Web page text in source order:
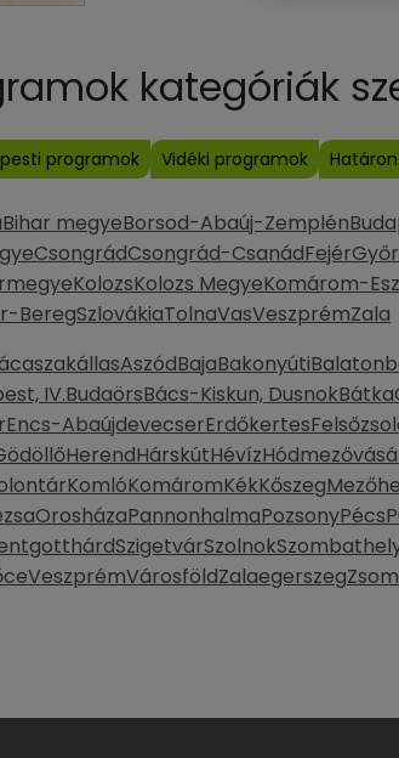
kategóriák
programok Vidéki programok
Bihar megyeBorsod-Abaúj-Zemplén
CsongrádCsongrád-CsanádFejér
KolozsKolozs MegyeKomárom-
BeregSzlovákiaTolnaVasVeszprémZala
AszódBajaBakonyúti
IV.BudaörsBács-Kiskun, DusnokBátka
Encs-AbaújdevecserErdőkertes
HerendHárskútHévíz
KomlóKomáromKékKőszeg
OrosházaPannonhalmaPozsonyPécs
SzigetvárSzolnok
VeszprémVárosföldZalaegerszeg